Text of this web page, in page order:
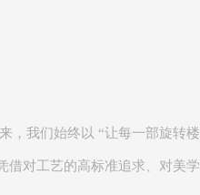
，我们始终以 “让每一部旋转
借对工艺的高标准追求、对美